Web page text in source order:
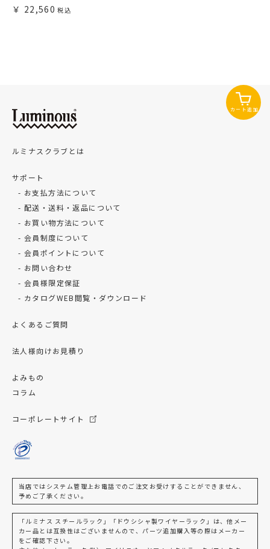
22,560
カート追加
ルミナスクラブとは
サポート
お支払方法について
配送・送料・返品について
お買い物方法について
会員制度について
会員ポイントについて
お問い合わせ
会員様限定保証
カタログWEB閲覧・ダウンロード
よくあるご質問
法人様向けお見積り
よみもの
コラム
コーポレートサイト
当店ではシステム管理上お電話でのご注文お受けすることができません、
予めご了承ください。
「ルミナス スチールラック」「ドウシシャ製ワイヤーラック」は、他メー
カー品とは互換性はございませんので、パーツ追加購入等の際はメーカー
をご確認下さい。